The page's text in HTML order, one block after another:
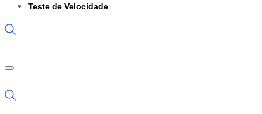
Teste de Velocidade